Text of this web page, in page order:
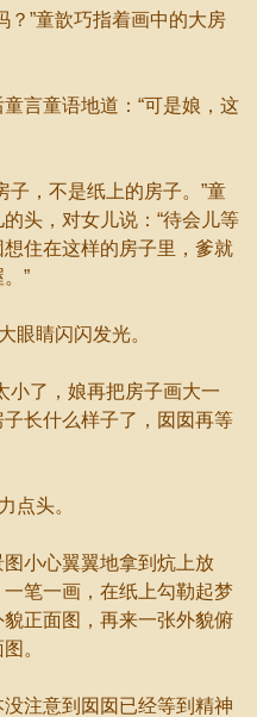
”童歆巧指着画中的大房
童语地道：“可是娘，这
，不是纸上的房子。”童
头，对女儿说：“待会儿等
住在这样的房子里，爹就
”
睛闪闪发光。
了，娘再把房子画大一
长什么样子了，囡囡再等
点头。
小心翼翼地拿到炕上放
笔一画，在纸上勾勒起梦
正面图，再来一张外貌俯
。
注意到囡囡已经等到精神